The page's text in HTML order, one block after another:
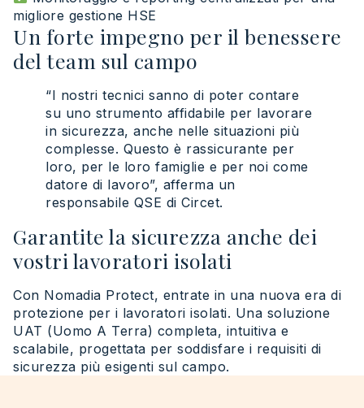
migliore gestione HSE
Un forte impegno per il benessere
del team sul campo
“I nostri tecnici sanno di poter contare
su uno strumento affidabile per lavorare
in sicurezza, anche nelle situazioni più
complesse. Questo è rassicurante per
loro, per le loro famiglie e per noi come
datore di lavoro”, afferma un
responsabile QSE di Circet.
Garantite la sicurezza anche dei
vostri lavoratori isolati
Con Nomadia Protect, entrate in una nuova era di
protezione per i lavoratori isolati. Una soluzione
UAT (Uomo A Terra) completa, intuitiva e
scalabile, progettata per soddisfare i requisiti di
sicurezza più esigenti sul campo.